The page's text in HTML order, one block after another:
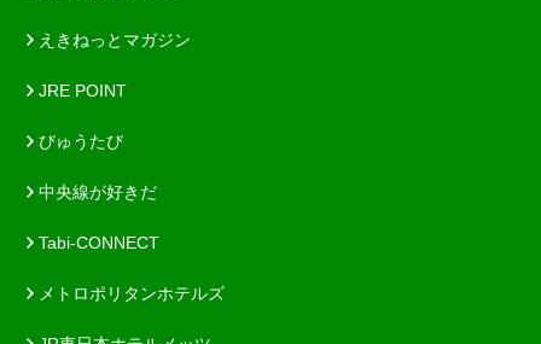
えきねっとマガジン
JRE POINT
びゅうたび
中央線が好きだ
Tabi-CONNECT
メトロポリタンホテルズ